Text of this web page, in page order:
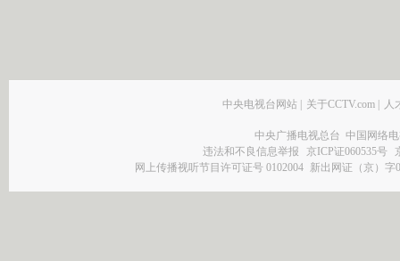
中央电视台网站 | 关于CCTV.com | 人
中央广播电视总台 中国网络
违法和不良信息举报
京ICP证060535号
网上传播视听节目许可证号 0102004 新出网证（京）